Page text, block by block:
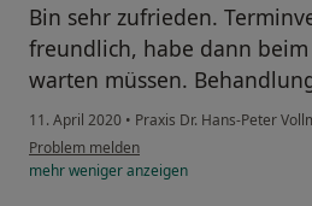
Bin sehr zufrieden.
freundlich, habe dann
warten müssen.
11. April 2020 • Praxis Dr. Hans-Peter
Problem melden
mehrwenigeranzeigen